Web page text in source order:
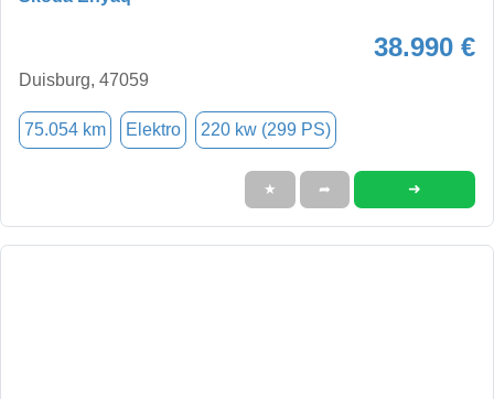
38.990 €
Duisburg, 47059
75.054 km Elektro 220 kw (299 PS)
★ ➦ ➜